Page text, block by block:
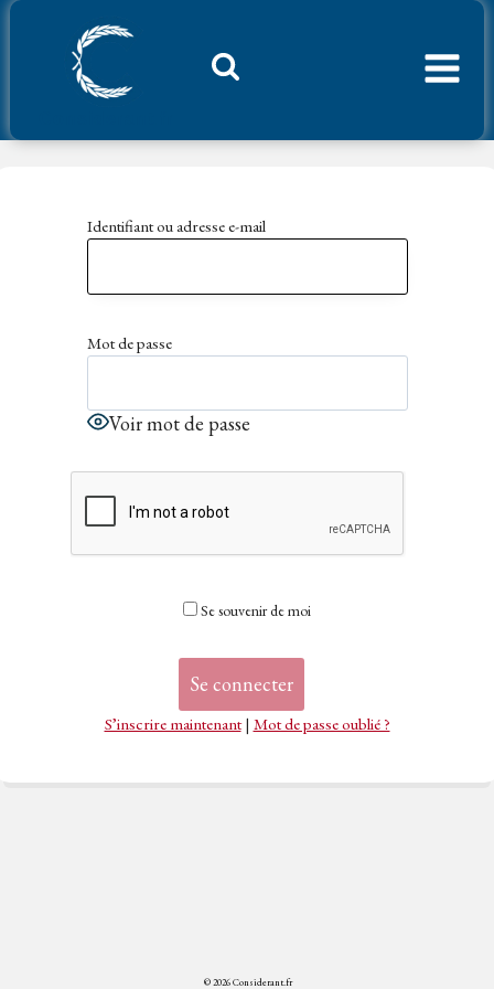
Aller
Identifiant ou adresse e-mail
Mot de passe
Voir mot de passe
Se souvenir de moi
S’inscrire maintenant| Mot de passe oublié ?
© 2026 Considerant.fr